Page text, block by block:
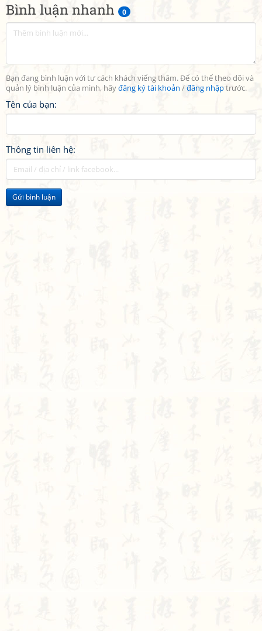
Bình luận nhanh 0
Bạn đang bình luận với tư cách khách viếng thăm. Để có thể theo dõi và
quản lý bình luận của mình, hãyđăng ký tài khoản /đăng nhậptrước.
Tên của bạn:
Thông tin liên hệ:
Gửi bình luận